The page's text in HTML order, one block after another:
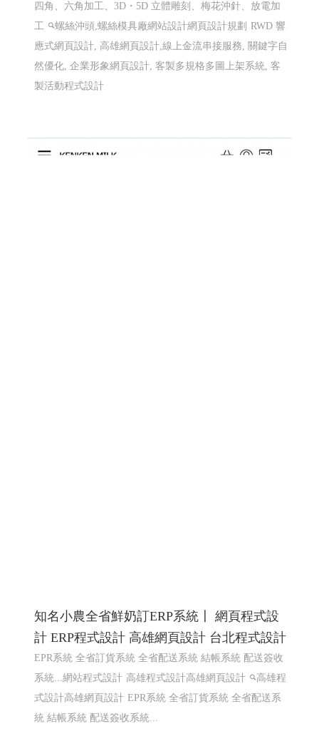
四角、六角加工、3D・5D 立體雕刻、梅花沖針、放電加
工
螺絲沖頭,螺絲模具廠網站設計網頁設計規劃 RWD 響
應式網頁設計, 高雄網頁設計,線上金流串接服務, 關鍵字自
然優化, 企業形象網頁設計, 客製多規格多圖上架系統, 客
製活動程式設計
知名小農全省鮮奶訂ERP系統〡 網頁程式設
計 ERP程式設計 高雄網頁設計 台北程式設計
EPR系統 全省訂貨系統 全省配送系統 結帳系統 配送簽收
系統...網站程式設計 高雄程式設計高雄網頁設計
高雄程
式設計高雄網頁設計 EPR系統 全省訂貨系統 全省配送系
統 結帳系統 配送簽收系統...